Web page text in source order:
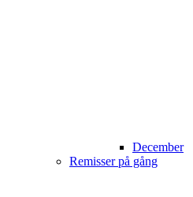
December
Remisser på gång